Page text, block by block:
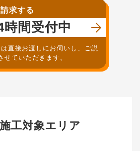
求する
時間受付中
直接お渡しにお伺いし、ご説
せていただきます。
施工対象エリア